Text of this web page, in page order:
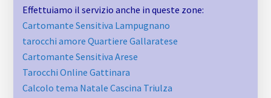
Effettuiamo il servizio anche in queste zone:
Cartomante Sensitiva Lampugnano
tarocchi amore Quartiere Gallaratese
Cartomante Sensitiva Arese
Tarocchi Online Gattinara
Calcolo tema Natale Cascina Triulza